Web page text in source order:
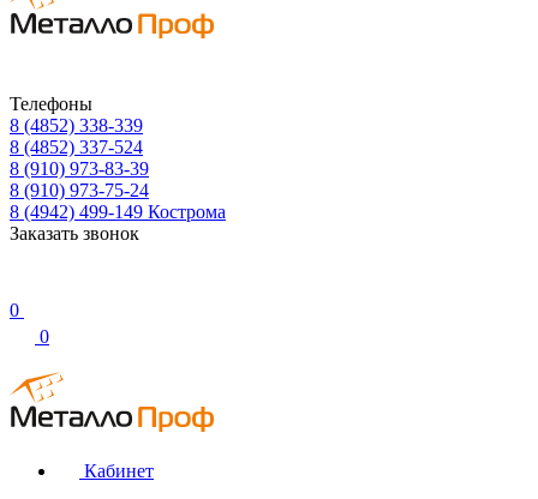
Телефоны
8 (4852) 338-339
8 (4852) 337-524
8 (910) 973-83-39
8 (910) 973-75-24
8 (4942) 499-149 Кострома
Заказать звонок
0
0
Кабинет